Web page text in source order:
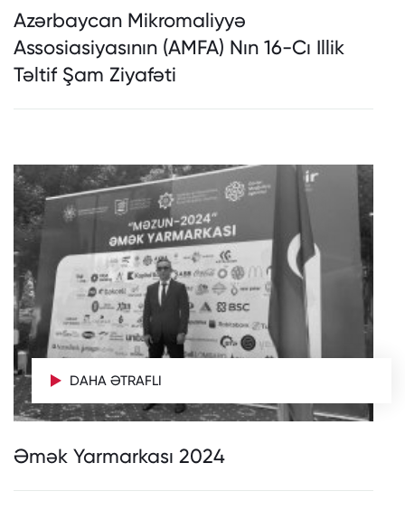
Azərbaycan Mikromaliyyə
Assosiasiyasının (AMFA) Nın 16-Cı Illik
Təltif Şam Ziyafəti
DAHA ƏTRAFLI
Əmək Yarmarkası 2024